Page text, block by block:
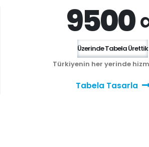
9500
Üzerinde Tabela Ürettik
Türkiyenin her yerinde
Tabela Tasarla